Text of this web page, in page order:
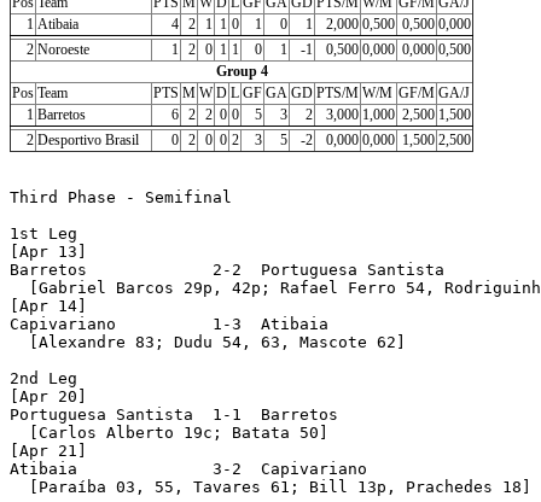
1 Atibaia 4 2 1 1 0 1 0 1 2,000 0,500 0,500 0,000
2 Noroeste 1 2 0 1 1 0 1 -1 0,500 0,000 0,000 0,500
Group 4
Pos Team PTS M W D L GF GA GD PTS/M W/M GF/M GA/J
1 Barretos 6 2 2 0 0 5 3 2 3,000 1,000 2,500 1,500
2 Desportivo Brasil 0 2 0 0 2 3 5 -2 0,000 0,000 1,500 2,500
Third Phase - Semifinal
1st Leg
[Apr 13]
Barretos             2-2  Portuguesa Santista
[Gabriel Barcos 29p, 42p; Rafael Ferro 54,
[Apr 14]
Capivariano          1-3  Atibaia
  [Alexandre 83; Dudu 54, 63, Mascote 62]
2nd Leg
[Apr 20]
Portuguesa Santista  1-1  Barretos
  [Carlos Alberto 19c; Batata 50]
[Apr 21]
Atibaia              3-2  Capivariano
  [Paraíba 03, 55, Tavares 61; Bill 13p, Prachedes 18]